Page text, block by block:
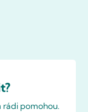
rádi pomohou.